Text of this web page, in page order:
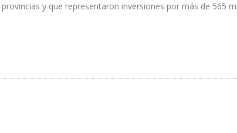
y que representaron inversiones por más de 565